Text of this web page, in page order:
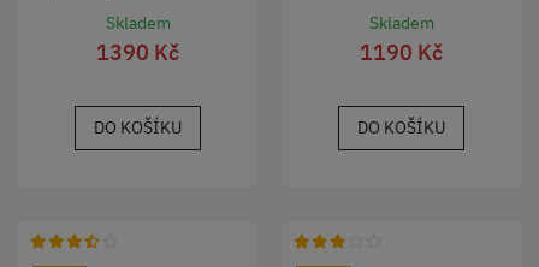
Skladem
1390 Kč
DO KOŠÍKU
Skladem
1190 Kč
DO KOŠÍKU